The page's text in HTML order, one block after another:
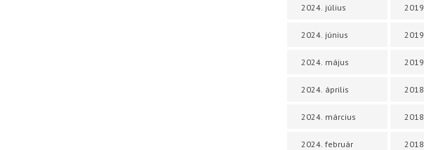
2024. július
2024. június
2024. május
2024. április
2024. március
2024. február